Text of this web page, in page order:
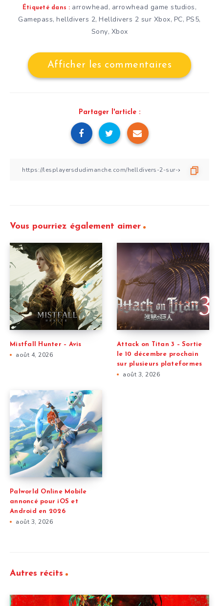
Étiqueté dans : arrowhead, arrowhead game studios,
Gamepass,helldivers 2,Helldivers 2 sur Xbox, PC, PS5,
Sony, Xbox
Afficher les commentaires
Partager l'article :
Vous pourriez également aimer
Mistfall Hunter – Avis
août 4, 2026
Attack on Titan 3 – Sortie
le 10 décembre prochain
sur plusieurs plateformes
août 3, 2026
Palworld Online Mobile
annoncé pour iOS et
Android en 2026
août 3, 2026
Autres récits